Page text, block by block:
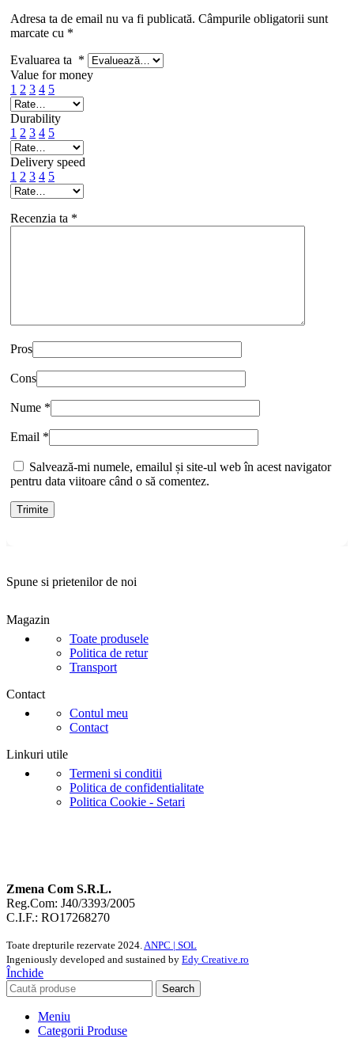
Adresa ta de email nu va fi publicată. Câmpurile obligatorii sunt
marcate cu *
Evaluarea ta *
Value for money
1 2 3 4 5
Durability
1 2 3 4 5
Delivery speed
1 2 3 4 5
Recenzia ta *
Pros
Cons
Nume *
Email *
Salvează-mi numele, emailul și site-ul web în acest navigator
pentru data viitoare când o să comentez.
Spune si prietenilor de noi
Magazin
Toate produsele
Politica de retur
Transport
Contact
Contul meu
Contact
Linkuri utile
Termeni si conditii
Politica de confidentialitate
Politica Cookie - Setari
Zmena Com S.R.L.
Reg.Com: J40/3393/2005
C.I.F.: RO17268270
Toate drepturile rezervate 2024.ANPC | SOL
Ingeniously developed and sustained by Edy Creative.ro
Închide
Search
Meniu
Categorii Produse